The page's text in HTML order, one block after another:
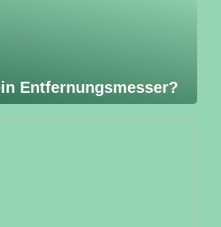
Entfernungsmesser?